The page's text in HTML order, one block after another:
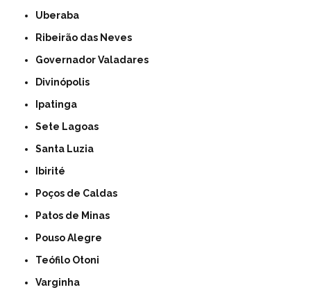
Uberaba
Ribeirão das Neves
Governador Valadares
Divinópolis
Ipatinga
Sete Lagoas
Santa Luzia
Ibirité
Poços de Caldas
Patos de Minas
Pouso Alegre
Teófilo Otoni
Varginha